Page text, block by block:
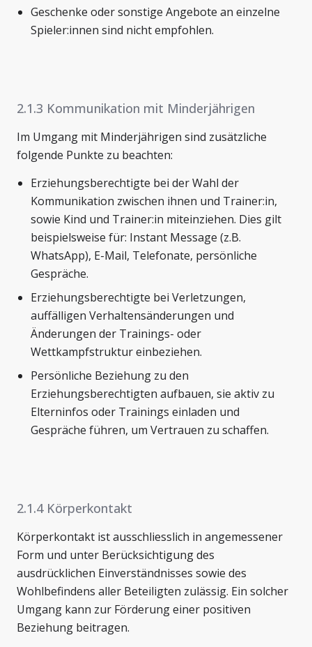
Geschenke oder sonstige Angebote an einzelne
Spieler:innen sind nicht empfohlen.
2.1.3 Kommunikation mit Minderjährigen
Im Umgang mit Minderjährigen sind zusätzliche
folgende Punkte zu beachten:
Erziehungsberechtigte bei der Wahl der
Kommunikation zwischen ihnen und Trainer:in,
sowie Kind und Trainer:in miteinziehen. Dies gilt
beispielsweise für: Instant Message (z.B.
WhatsApp), E-Mail, Telefonate, persönliche
Gespräche.
Erziehungsberechtigte bei Verletzungen,
auffälligen Verhaltensänderungen und
Änderungen der Trainings- oder
Wettkampfstruktur einbeziehen.
Persönliche Beziehung zu den
Erziehungsberechtigten aufbauen, sie aktiv zu
Elterninfos oder Trainings einladen und
Gespräche führen, um Vertrauen zu schaffen.
2.1.4 Körperkontakt
Körperkontakt ist ausschliesslich in angemessener
Form und unter Berücksichtigung des
ausdrücklichen Einverständnisses sowie des
Wohlbefindens aller Beteiligten zulässig. Ein solcher
Umgang kann zur Förderung einer positiven
Beziehung beitragen.